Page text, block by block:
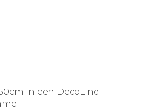
in een DecoLine